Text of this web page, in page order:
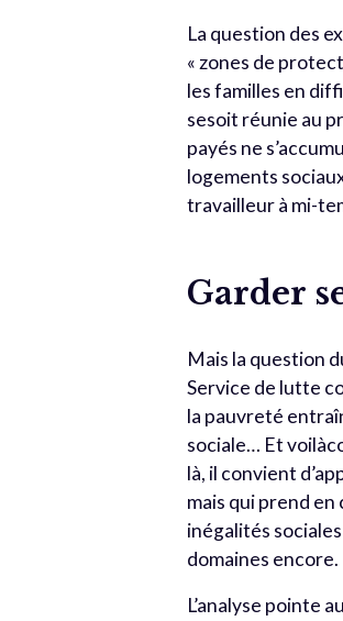
La question des
« zones de
les familles en
sesoit réunie au
payés ne
logements
travailleur à mi-
Garder
Mais la question
Service de lutte
la pauvreté
sociale… Et
là, il convient
mais qui prend
inégalités
domaines encore.
L’analyse pointe